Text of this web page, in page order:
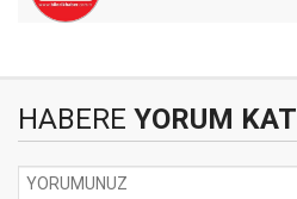
HABERE YORUM KAT